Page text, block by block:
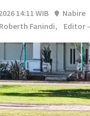
14:11 WIB
Nabire
Fanindi,
Editor